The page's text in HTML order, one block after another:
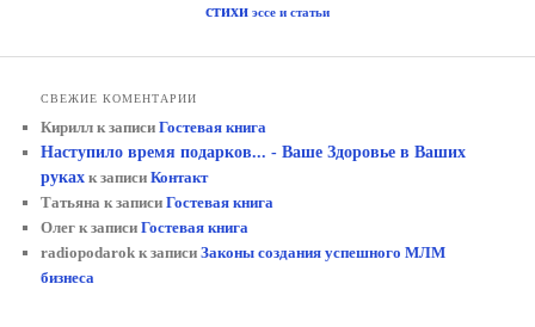
стихи эссе и статьи
СВЕЖИЕ КОМЕНТАРИИ
Кирилл к записиГостевая книга
Наступило время подарков... - Ваше Здоровье в Ваших
руках к записиКонтакт
Татьяна к записиГостевая книга
Олег к записиГостевая книга
radiopodarok к записиЗаконы создания успешного МЛМ
бизнеса